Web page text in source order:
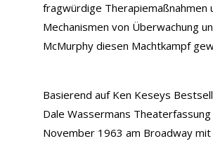
fragwürdige Therapiemaßnahmen
Mechanismen von Überwachung
McMurphy diesen Machtkampf
Basierend auf Ken Keseys
Dale Wassermans
November 1963 am Broadway